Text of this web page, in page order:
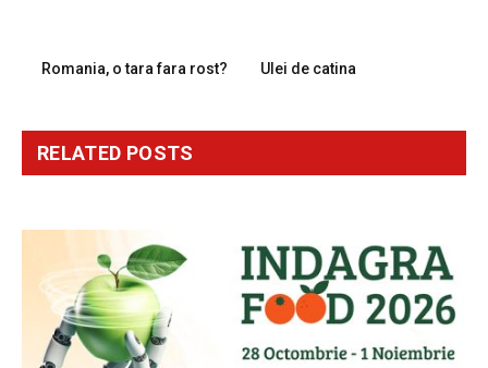
Romania, o tara fara rost? Ulei de catina
RELATED POSTS